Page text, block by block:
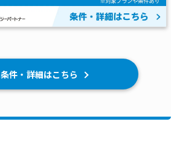
条件・詳細はこちら